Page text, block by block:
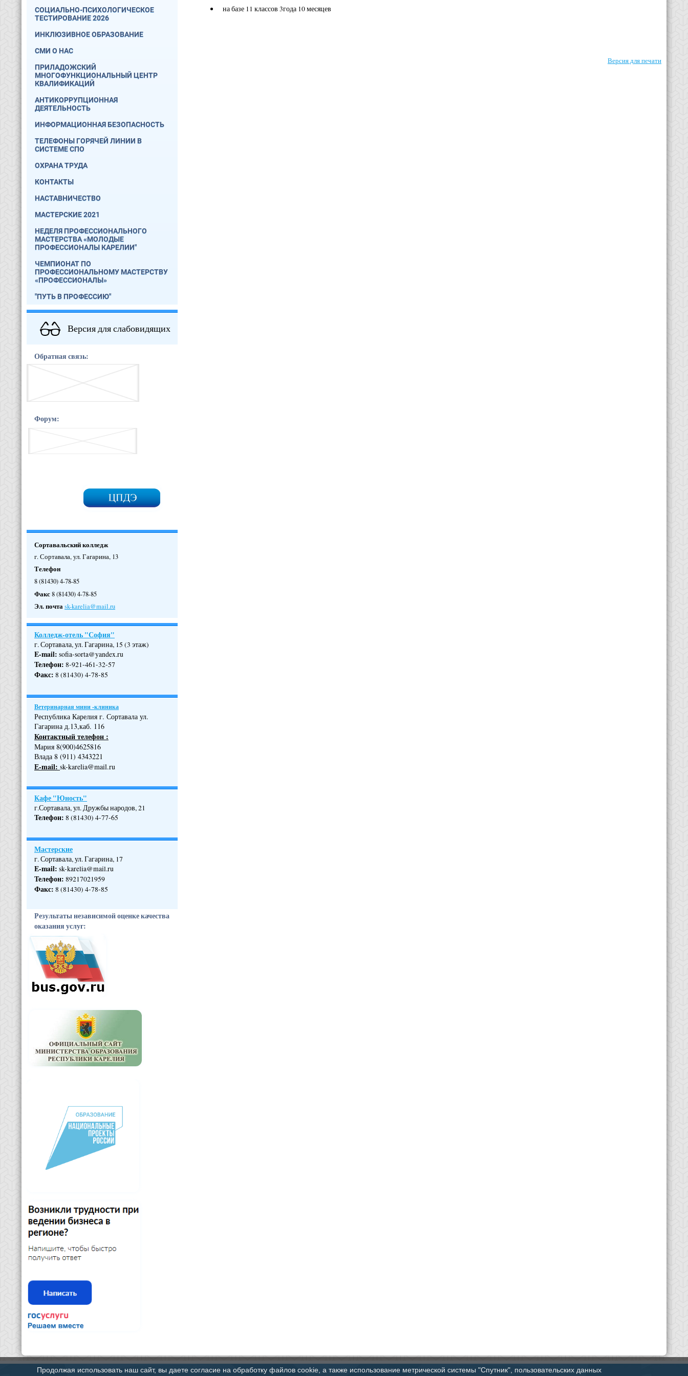
СОЦИАЛЬНО-ПСИХОЛОГИЧЕСКОЕ
ТЕСТИРОВАНИЕ 2026
ИНКЛЮЗИВНОЕ ОБРАЗОВАНИЕ
СМИ О НАС
ПРИЛАДОЖСКИЙ
МНОГОФУНКЦИОНАЛЬНЫЙ ЦЕНТР
КВАЛИФИКАЦИЙ
АНТИКОРРУПЦИОННАЯ
ДЕЯТЕЛЬНОСТЬ
ИНФОРМАЦИОННАЯ БЕЗОПАСНОСТЬ
ТЕЛЕФОНЫ ГОРЯЧЕЙ ЛИНИИ В
СИСТЕМЕ СПО
ОХРАНА ТРУДА
КОНТАКТЫ
НАСТАВНИЧЕСТВО
МАСТЕРСКИЕ 2021
НЕДЕЛЯ ПРОФЕССИОНАЛЬНОГО
МАСТЕРСТВА «МОЛОДЫЕ
ПРОФЕССИОНАЛЫ КАРЕЛИИ"
ЧЕМПИОНАТ ПО
ПРОФЕССИОНАЛЬНОМУ МАСТЕРСТВУ
«ПРОФЕССИОНАЛЫ»
"ПУТЬ В ПРОФЕССИЮ"
Версия для слабовидящих
Обратная связь:
Форум:
Сортавальский колледж
г. Сортавала, ул. Гагарина, 13
Телефон
8 (81430) 4-78-85
Факс8 (81430) 4-78-85
Эл. почтаsk-karelia@mail.ru
Колледж-отель "София"
г. Сортавала, ул. Гагарина, 15 (3 этаж)
E-mail: sofia-sorta@yandex.ru
Телефон: 8-921-461-32-57
Факс: 8 (81430) 4-78-85
Ветеринарная мини -клиника
Республика Карелия г. Сортавала ул.
Гагарина д.13,каб. 116
Контактный телефон :
Мария 8(900)4625816
Влада 8 (911) 4343221
Е-mail: sk-karelia@mail.ru
Кафе "Юность"
г.Сортавала, ул. Дружбы народов, 21
Телефон: 8 (81430) 4-77-65
Мастерские
г. Сортавала, ул. Гагарина, 17
E-mail: sk-karelia@mail.ru
Телефон: 89217021959
Факс: 8 (81430) 4-78-85
Результаты независимой оценке качества
оказания услуг:
на базе 11 классов 3года 10 месяцев
Версия для печати
Продолжая использовать наш сайт, вы даете согласие на обработку файлов cookie, а также использование метрической системы "Спутник", пользовательских данных